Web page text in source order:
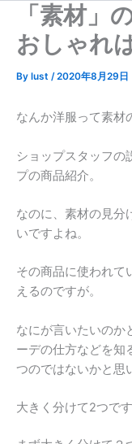
「素材」
おしゃれ
By lust /2020年8月29日
なんか洋服って素材
ショップスタッフの
プの商品紹介。
なのに、素材の見分
いですよね。
その商品に使われて
えるのですが。
なにが言いたいのか
ーデの仕方などを知
つのではないかと思
大きく分けて2つです